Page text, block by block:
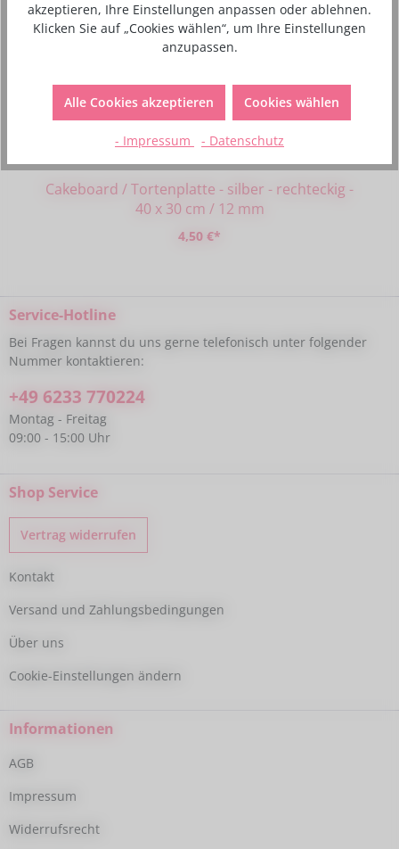
Cakeboard / Tortenplatte - silber - rechteckig -
40 x 30 cm / 12 mm
4,50 €*
Service-Hotline
Bei Fragen kannst du uns gerne telefonisch unter folgender
Nummer kontaktieren:
+49 6233 770224
Montag - Freitag
09:00 - 15:00 Uhr
Shop Service
Vertrag widerrufen
Kontakt
Versand und Zahlungsbedingungen
Über uns
Cookie-Einstellungen ändern
Informationen
AGB
Impressum
Widerrufsrecht
akzeptieren, Ihre Einstellungen anpassen oder ablehnen.
Klicken Sie auf „Cookies wählen“, um Ihre Einstellungen
anzupassen.
Alle Cookies akzeptieren Cookies wählen
- Impressum - Datenschutz